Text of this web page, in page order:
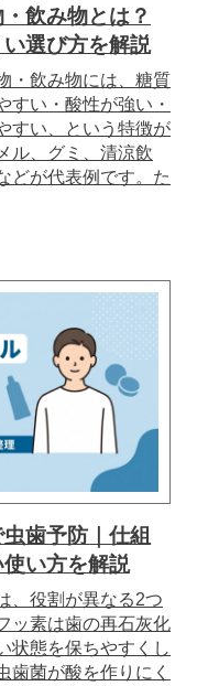
飲み物とは？
選び方を解説
・飲み物には、糖質
すい・酸性が強い・
すい、という特徴が
ル、グミ、清涼飲
どが代表例です。た
歯予防｜仕組
い方を解説
、役割が異なる2つ
ッ素は歯の再石灰化
状態を保ちやすくし
歯菌が酸を作りにく